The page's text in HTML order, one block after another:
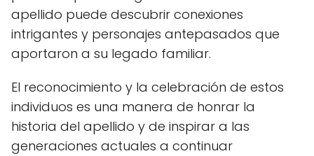
apellido puede descubrir conexiones
intrigantes y personajes antepasados que
aportaron a su legado familiar.
El reconocimiento y la celebración de estos
individuos es una manera de honrar la
historia del apellido y de inspirar a las
generaciones actuales a continuar